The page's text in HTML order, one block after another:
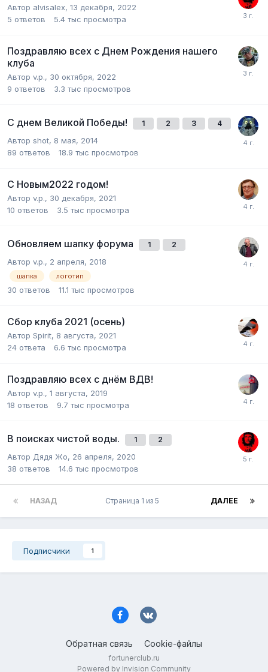
Автор alvisalex, 13 декабря, 2022
5 ответов 5.4 тыс просмотра
Поздравляю всех с Днем Рождения нашего
клуба
Автор v.p., 30 октября, 2022
9 ответов 3.3 тыс просмотров
С днем Великой Победы! 1 2 3 4
Автор shot, 8 мая, 2014
89 ответов 18.9 тыс просмотров
С Новым2022 годом!
Автор v.p., 30 декабря, 2021
10 ответов 3.5 тыс просмотра
Обновляем шапку форума 1 2
Автор v.p., 2 апреля, 2018
шапка логотип
30 ответов 11.1 тыс просмотров
Сбор клуба 2021 (осень)
Автор Spirit, 8 августа, 2021
24 ответа 6.6 тыс просмотра
Поздравляю всех с днём ВДВ!
Автор v.p., 1 августа, 2019
18 ответов 9.7 тыс просмотра
В поисках чистой воды. 1 2
Автор Дядя Жо, 26 апреля, 2020
38 ответов 14.6 тыс просмотров
НАЗАД ДАЛЕЕ
Страница 1 из 5
Подписчики 1
Обратная связь Cookie-файлы
fortunerclub.ru
Powered by Invision Community